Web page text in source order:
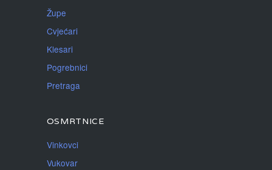
Župe
Cvjećari
Klesari
Pogrebnici
Pretraga
OSMRTNICE
Vinkovci
Vukovar